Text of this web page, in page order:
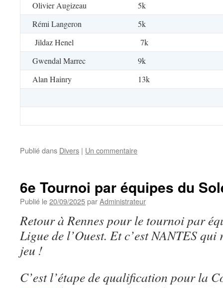
Olivier Augizeau
5k
Rémi Langeron
5k
Jildaz Henel
7k
Gwendal Marrec
9k
Alan Hainry
13k
Publié dans Divers | Un commentaire
6e Tournoi par équipes du
Publié le20/09/2025parAdministrateur
Retour à Rennes pour le tournoi par
Ligue de l’Ouest. Et c’est NANTES qui
jeu !
C’est l’étape de qualification pour la